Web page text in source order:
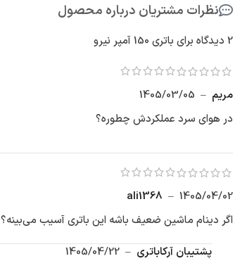
نظرات مشتریان درباره محصول
2 دیدگاه برای باتری 150 آمپر نیرو
مریم –
1405/03/05
در هوای سرد عملکردش چطوره؟
ali1368 – 1405/04/02
اگر دینام ماشین ضعیف باشه این باتری آسیب می‌بینه؟
پشتیبان آرکاباتری –
1405/04/22